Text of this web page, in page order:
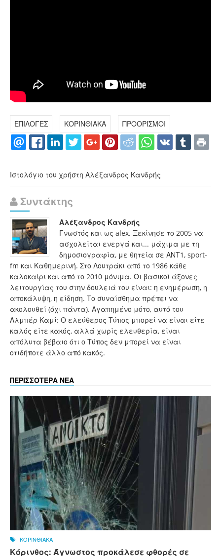
ΕΠΙΛΟΓΕΣ ΚΟΡΙΝΘΙΑΚΑ ΠΡΟΟΡΙΣΜΟΙ
Ιστολόγιο του χρήστη Αλέξανδρος Κανδρής
Συντάκτης
Αλέξανδρος Κανδρής
Γνωστός και ως alex. Ξεκίνησε το 2005 να
ασχολείται ενεργά και... μάχιμα με τη
δημοσιογραφία, με θητεία σε ΑΝΤ1, sport-
fm και Καθημερινή. Στο Λουτράκι από το 1986 κάθε
καλοκαίρι και από το 2010 μόνιμα. Οι βασικοί άξονες
λειτουργίας του στην δουλειά του είναι: η ενημέρωση, η
αποκάλυψη, η είδηση. Το συναίσθημα πρέπει να
ακολουθεί (όχι πάντα). Αγαπημένο μότο, αυτό του
Αλμπέρ Καμί: Ο ελεύθερος Τύπος μπορεί να είναι είτε
καλός είτε κακός, αλλά χωρίς ελευθερία, είναι
απόλυτα βέβαιο ότι ο Τύπος δεν μπορεί να είναι
οτιδήποτε άλλο από κακός.
ΠΕΡΙΣΣΟΤΕΡΑ ΝΕΑ
ΚΟΡΙΝΘΙΑΚΑ
Κόρινθος: Άγνωστος προκάλεσε φθορές σε